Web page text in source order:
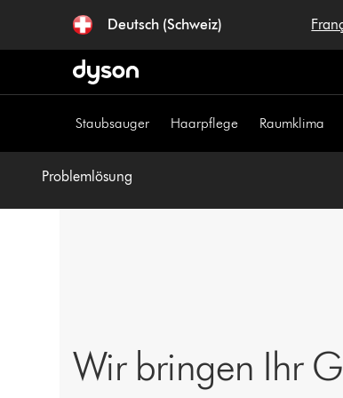
überspringen
Deutsch (Schweiz)
Staubsauger Haarpflege Raumklima
Problemlösung
Wir bringen Ihr